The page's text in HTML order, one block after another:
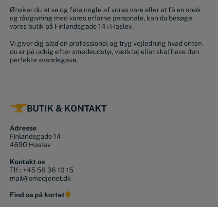
Ønsker du at se og føle nogle af vores vare eller at få en snak
og rådgivning med vores erfarne personale, kan du besøge
vores butik på Finlandsgade 14 i Haslev.
Vi giver dig altid en professionel og tryg vejledning hvad enten
du er på udkig efter smedeudstyr, værktøj eller skal have den
perfekte svendegave.
BUTIK & KONTAKT
Adresse
Finlandsgade 14
4690 Haslev
Kontakt os
Tlf.: +45 56 36 10 15
mail@smedjeriet.dk
Find os på kortet